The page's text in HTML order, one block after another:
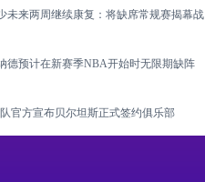
未来两周继续康复：将缺席常规赛揭幕战
德预计在新赛季NBA开始时无限期缺阵
官方宣布贝尔坦斯正式签约俱乐部